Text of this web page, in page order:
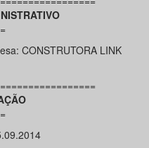
CONSTRUTORA LINK